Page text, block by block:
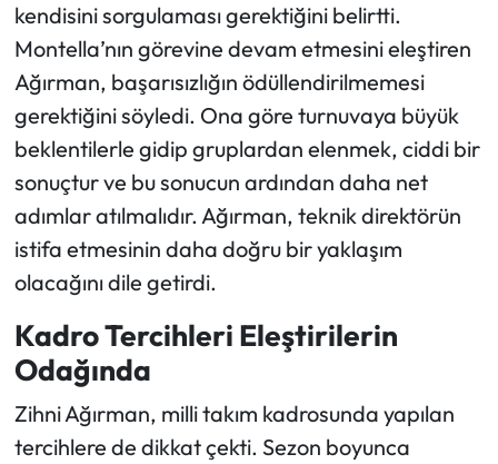
kendisini sorgulaması gerektiğini belirtti.
Montella’nın görevine devam etmesini eleştiren
Ağırman, başarısızlığın ödüllendirilmemesi
gerektiğini söyledi. Ona göre turnuvaya büyük
beklentilerle gidip gruplardan elenmek, ciddi bir
sonuçtur ve bu sonucun ardından daha net
adımlar atılmalıdır. Ağırman, teknik direktörün
istifa etmesinin daha doğru bir yaklaşım
olacağını dile getirdi.
Kadro Tercihleri Eleştirilerin
Odağında
Zihni Ağırman, milli takım kadrosunda yapılan
tercihlere de dikkat çekti. Sezon boyunca